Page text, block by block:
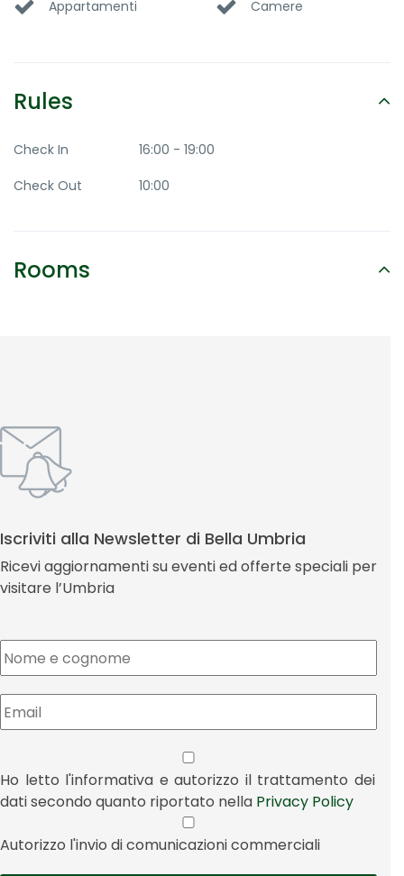
Appartamenti Camere
Rules
Check In
16:00 - 19:00
Check Out
10:00
Rooms
Iscriviti alla Newsletter di Bella Umbria
Ricevi aggiornamenti su eventi ed offerte speciali per
visitare l’Umbria
Ho letto l'informativa e autorizzo il trattamento dei
dati secondo quanto riportato nella Privacy Policy
Autorizzo l'invio di comunicazioni commerciali